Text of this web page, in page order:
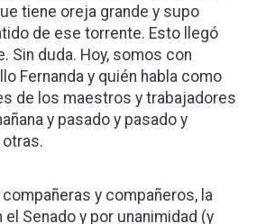
tiene oreja grande y supo
de ese torrente. Esto llegó
Sin duda. Hoy, somos con
Fernanda y quién habla como
de los maestros y trabajadores
y pasado y pasado y
y compañeros, la
el Senado y por unanimidad (y